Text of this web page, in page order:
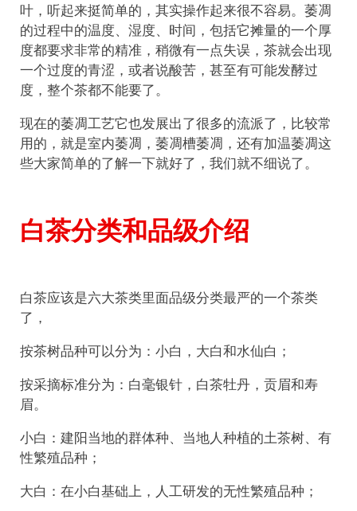
叶，听起来挺简单的，其实操作起来很不容易。萎凋
的过程中的温度、湿度、时间，包括它摊量的一个厚
度都要求非常的精准，稍微有一点失误，茶就会出现
一个过度的青涩，或者说酸苦，甚至有可能发酵过
度，整个茶都不能要了。
现在的萎凋工艺它也发展出了很多的流派了，比较常
用的，就是室内萎凋，萎凋槽萎凋，还有加温萎凋这
些大家简单的了解一下就好了，我们就不细说了。
白茶分类和品级介绍
白茶应该是六大茶类里面品级分类最严的一个茶类
了，
按茶树品种可以分为：小白，大白和水仙白；
按采摘标准分为：白毫银针，白茶牡丹，贡眉和寿
眉。
小白：建阳当地的群体种、当地人种植的土茶树、有
性繁殖品种；
大白：在小白基础上，人工研发的无性繁殖品种；